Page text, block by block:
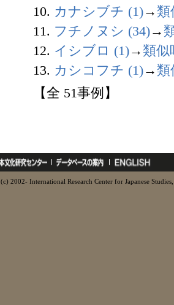
10. カナシブチ (1)→ 類
11. フチノヌシ (34)→
12. イシブロ (1)→ 類似
13. カシコフチ (1)→ 類
【全 51事例】
2002- International Research Center for Japanese